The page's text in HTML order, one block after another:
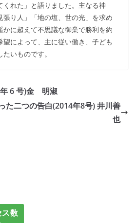
くれた」と語りました。主なる神
張り人」「地の塩、世の光」を求め
かに超えて不思議な御業で勝利を約
望によって、主に従い働き、子ども
いものです。
6 号)金 明淑
た二つの告白(2014年8号) 井川善
也
ス数